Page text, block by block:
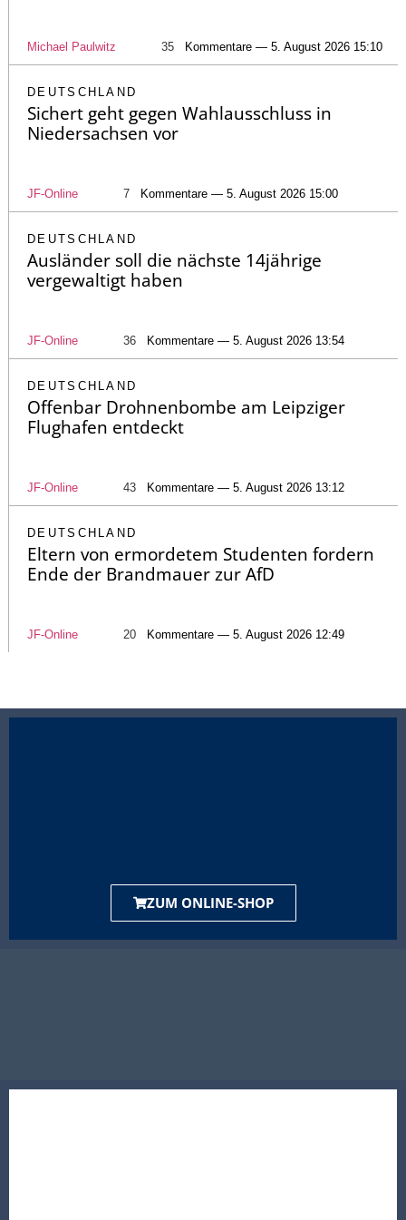
Michael Paulwitz 35 Kommentare — 5. August 2026 15:10
DEUTSCHLAND
Sichert geht gegen Wahlausschluss in
Niedersachsen vor
JF-Online 7 Kommentare — 5. August 2026 15:00
DEUTSCHLAND
Ausländer soll die nächste 14jährige
vergewaltigt haben
JF-Online 36 Kommentare — 5. August 2026 13:54
DEUTSCHLAND
Offenbar Drohnenbombe am Leipziger
Flughafen entdeckt
JF-Online 43 Kommentare — 5. August 2026 13:12
DEUTSCHLAND
Eltern von ermordetem Studenten fordern
Ende der Brandmauer zur AfD
JF-Online 20 Kommentare — 5. August 2026 12:49
ZUM ONLINE-SHOP